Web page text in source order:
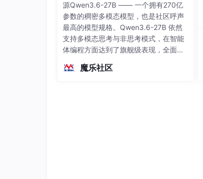
源Qwen3.6-27B —— 一个拥有270亿
参数的稠密多模态模型，也是社区呼声
最高的模型规格。Qwen3.6-27B 依然
支持多模态思考与非思考模式，在智能
体编程方面达到了旗舰级表现，全面超
（总参数397B / 激活参数17B的MoE模
魔乐社区